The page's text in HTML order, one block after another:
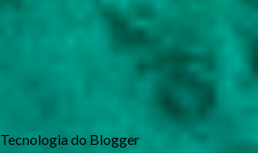
Tecnologia do Blogger